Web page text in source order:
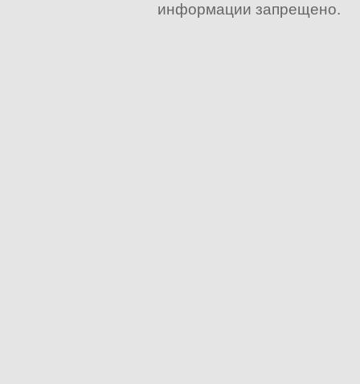
информации запрещено.